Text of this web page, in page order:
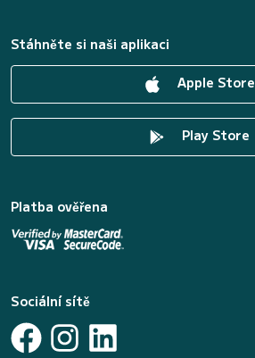
Stáhněte si naši aplikaci
Apple Store
Play Store
Platba ověřena
Sociální sítě